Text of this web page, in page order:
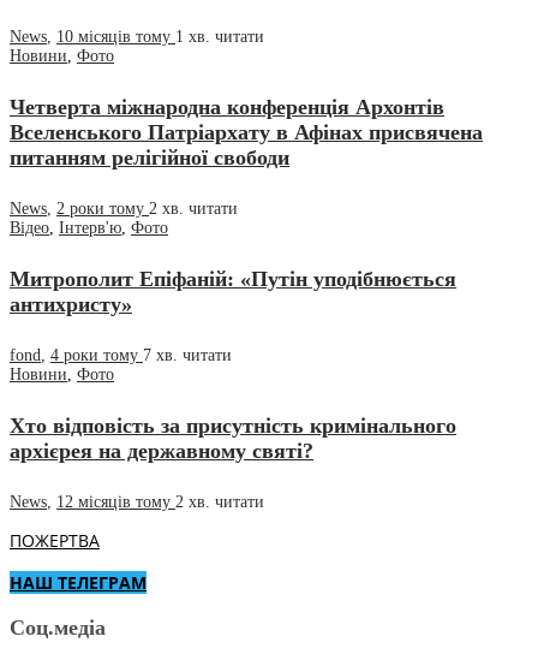
News, 10 місяців тому 1 хв. читати
Новини, Фото
Четверта міжнародна конференція Архонтів
Вселенського Патріархату в Афінах присвячена
питанням релігійної свободи
News 2 роки тому 2 хв. читати
Відео Інтерв'ю Фото
Митрополит Епіфаній: «Путін уподібнюється
антихристу»
fond 4 роки тому 7 хв. читати
Новини Фото
Хто відповість за присутність кримінального
архієрея на державному святі?
News 12 місяців тому 2 хв. читати
ПОЖЕРТВА
НАШ ТЕЛЕГРАМ
Соц.медіа